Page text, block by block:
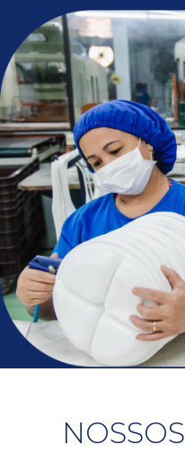
NOSSOS